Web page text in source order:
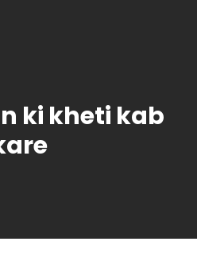
ki kheti kab